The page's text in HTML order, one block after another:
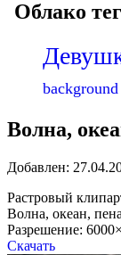
Облако
background
Волна,
Добавлен:
Растровый
Волна, океан,
Разрешение:
Скачать